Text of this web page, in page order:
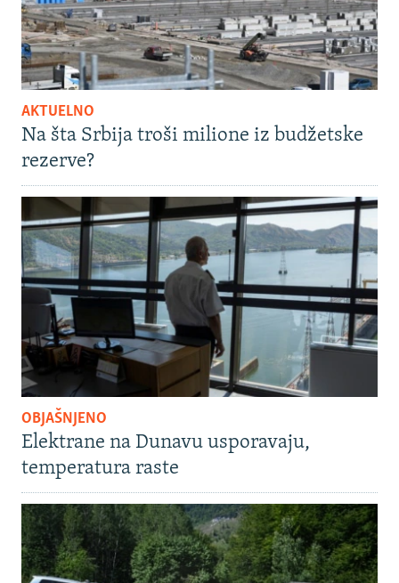
AKTUELNO
Na šta Srbija troši milione iz budžetske
rezerve?
OBJAŠNJENO
Elektrane na Dunavu usporavaju,
temperatura raste